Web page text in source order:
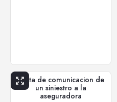
Carta de comunicacion de
un siniestro a la
aseguradora